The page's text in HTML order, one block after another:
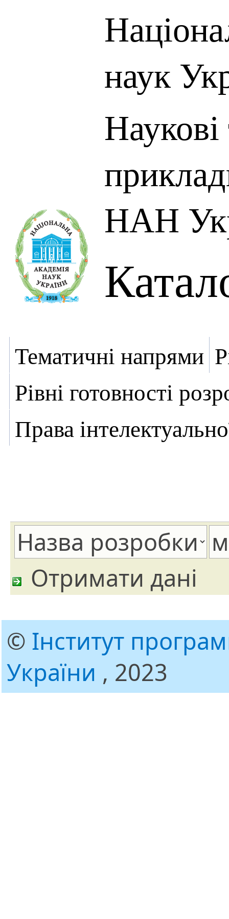
наук
НАН
Тематичні напрями
Рівні готовності
Права
Отримати дані
© Інститут
України , 2023